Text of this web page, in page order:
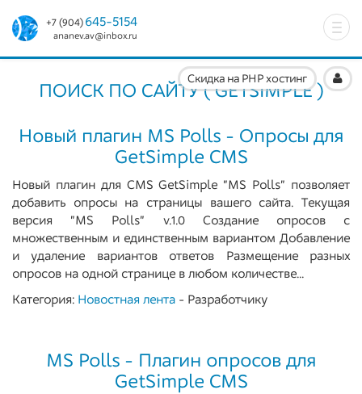
+7 (904)645-5154
ananev.av@inbox.ru
Скидка на PHP хостинг
ПОИСК ПО CAЙТУ ( GETSIMPLE )
Новый плагин MS Polls - Опросы для
GetSimple CMS
Новый плагин для CMS GetSimple "MS Polls" позволяет
добавить опросы на страницы вашего сайта. Текущая
версия "MS Polls" v.1.0 Создание опросов с
множественным и единственным вариантом Добавление
и удаление вариантов ответов Размещение разных
опросов на одной странице в любом количестве...
Категория: Новостная лента - Разработчику
MS Polls - Плагин опросов для
GetSimple CMS